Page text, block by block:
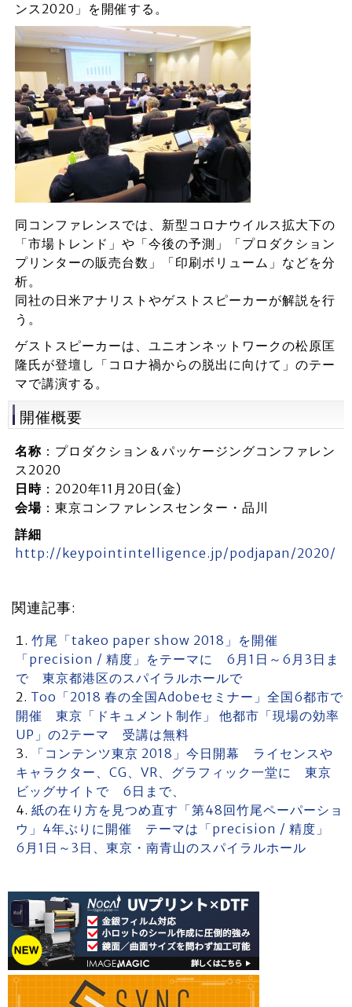
ンス2020」を開催する。
同コンファレンスでは、新型コロナウイルス拡大下の
「市場トレンド」や「今後の予測」「プロダクション
プリンターの販売台数」「印刷ボリューム」などを分
析。
同社の日米アナリストやゲストスピーカーが解説を行
う。
ゲストスピーカーは、ユニオンネットワークの松原匡
隆氏が登壇し「コロナ禍からの脱出に向けて」のテー
マで講演する。
開催概要
名称：プロダクション＆パッケージングコンファレン
ス2020
日時：2020年11月20日(金)
会場：東京コンファレンスセンター・品川
詳細
http://keypointintelligence.jp/podjapan/2020/
関連記事:
竹尾「takeo paper show 2018」を開催
「precision / 精度」をテーマに 6月1日～6月3日ま
で 東京都港区のスパイラルホールで
Too「2018 春の全国Adobeセミナー」全国6都市で
開催 東京「ドキュメント制作」 他都市「現場の効率
UP」の2テーマ 受講は無料
「コンテンツ東京 2018」今日開幕 ライセンスや
キャラクター、CG、VR、グラフィック一堂に 東京
ビッグサイトで 6日まで、
紙の在り方を見つめ直す「第48回竹尾ペーパーショ
ウ」4年ぶりに開催 テーマは「precision / 精度」
6月1日～3日、東京・南青山のスパイラルホール